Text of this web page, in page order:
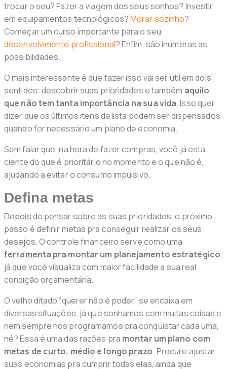
trocar o seu? Fazer a viagem dos seus sonhos? Investir
em equipamentos tecnológicos?Morar sozinho?
Começar um curso importante para o seu
desenvolvimento profissional? Enfim, são inúmeras as
possibilidades.
O mais interessante é que fazer isso vai ser útil em dois
sentidos: descobrir suas prioridades e também aquilo
que não tem tanta importância na sua vida. Isso quer
dizer que os últimos itens da lista podem ser dispensados
quando for necessário um plano de economia.
Sem falar que, na hora de fazer compras, você já está
ciente do que é prioritário no momento e o que não é,
ajudando a evitar o consumo impulsivo.
Defina metas
Depois de pensar sobre as suas prioridades, o próximo
passo é definir metas pra conseguir realizar os seus
desejos. O controle financeiro serve como uma
ferramenta pra montar um planejamento estratégico,
já que você visualiza com maior facilidade a sua real
condição orçamentária.
O velho ditado “querer não é poder” se encaixa em
diversas situações, já que sonhamos com muitas coisas e
nem sempre nos programamos pra conquistar cada uma,
né? Essa é uma das razões pra montar um plano com
metas de curto, médio e longo prazo. Procure ajustar
suas economias pra cumprir todas elas, ainda que